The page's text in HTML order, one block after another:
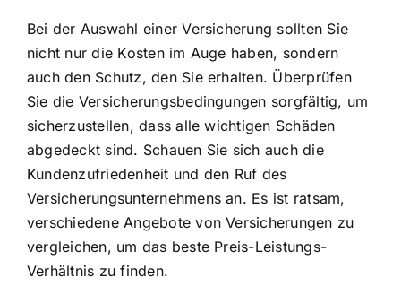
Bei der Auswahl einer Versicherung sollten Sie
nicht nur die Kosten im Auge haben, sondern
auch den Schutz, den Sie erhalten. Überprüfen
Sie die Versicherungsbedingungen sorgfältig, um
sicherzustellen, dass alle wichtigen Schäden
abgedeckt sind. Schauen Sie sich auch die
Kundenzufriedenheit und den Ruf des
Versicherungsunternehmens an. Es ist ratsam,
verschiedene Angebote von Versicherungen zu
vergleichen, um das beste Preis-Leistungs-
Verhältnis zu finden.